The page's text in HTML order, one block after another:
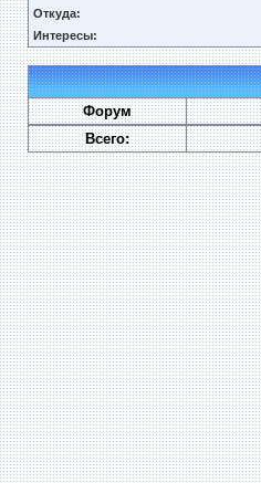
Откуда:
Интересы:
Форум
Всего: